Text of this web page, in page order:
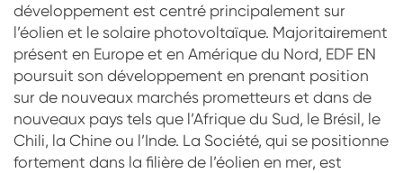
développement est centré principalement sur
l’éolien et le solaire photovoltaïque. Majoritairement
présent en Europe et en Amérique du Nord, EDF EN
poursuit son développement en prenant position
sur de nouveaux marchés prometteurs et dans de
nouveaux pays tels que l’Afrique du Sud, le Brésil, le
Chili, la Chine ou l’Inde. La Société, qui se positionne
fortement dans la filière de l’éolien en mer, est